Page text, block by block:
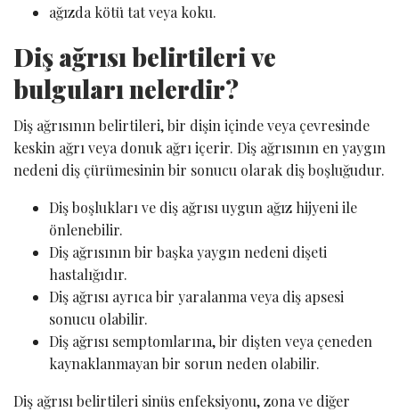
ağızda kötü tat veya koku.
Diş ağrısı belirtileri ve
bulguları nelerdir?
Diş ağrısının belirtileri, bir dişin içinde veya çevresinde
keskin ağrı veya donuk ağrı içerir. Diş ağrısının en yaygın
nedeni diş çürümesinin bir sonucu olarak diş boşluğudur.
Diş boşlukları ve diş ağrısı uygun ağız hijyeni ile
önlenebilir.
Diş ağrısının bir başka yaygın nedeni dişeti
hastalığıdır.
Diş ağrısı ayrıca bir yaralanma veya diş apsesi
sonucu olabilir.
Diş ağrısı semptomlarına, bir dişten veya çeneden
kaynaklanmayan bir sorun neden olabilir.
Diş ağrısı belirtileri sinüs enfeksiyonu, zona ve diğer